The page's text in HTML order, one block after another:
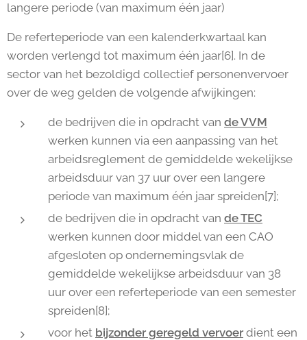
langere periode (van maximum één jaar)
De referteperiode van een kalenderkwartaal kan
worden verlengd tot maximum één jaar[6]. In de
sector van het bezoldigd collectief personenvervoer
over de weg gelden de volgende afwijkingen:
de bedrijven die in opdracht van de VVM
werken kunnen via een aanpassing van het
arbeidsreglement de gemiddelde wekelijkse
arbeidsduur van 37 uur over een langere
periode van maximum één jaar spreiden[7];
de bedrijven die in opdracht van de TEC
werken kunnen door middel van een CAO
afgesloten op ondernemingsvlak de
gemiddelde wekelijkse arbeidsduur van 38
uur over een referteperiode van een semester
spreiden[8];
voor het bijzonder geregeld vervoer dient een